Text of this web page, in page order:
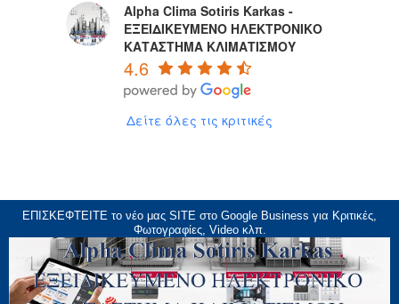
Alpha Clima Sotiris Karkas -
ΕΞΕΙΔΙΚΕΥΜΕΝΟ ΗΛΕΚΤΡΟΝΙΚΟ
ΚΑΤΑΣΤΗΜΑ ΚΛΙΜΑΤΙΣΜΟΥ
4.6
Δείτε όλες τις κριτικές
ΕΠΙΣΚΕΦΤΕΙΤΕ το νέο μας SITE στο Google Business για Κριτικές,
Φωτογραφίες, Video κλπ.